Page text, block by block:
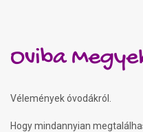
Oviba
Vélemények óvodákról.
Hogy mindannyian